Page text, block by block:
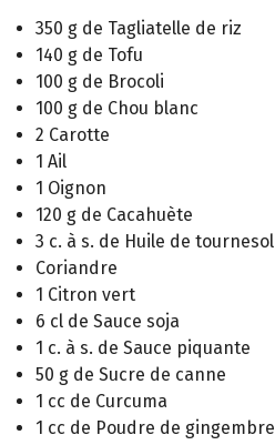
350 g de Tagliatelle de riz
140 g de Tofu
100 g de Brocoli
100 g de Chou blanc
2 Carotte
1 Ail
1 Oignon
120 g de Cacahuète
3 c. à s. de Huile de tournesol
Coriandre
1 Citron vert
6 cl de Sauce soja
1 c. à s. de Sauce piquante
50 g de Sucre de canne
1 cc de Curcuma
1 cc de Poudre de gingembre